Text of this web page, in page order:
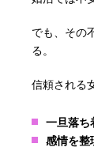
でも、その
る。
信頼される
一旦落ち
感情を整